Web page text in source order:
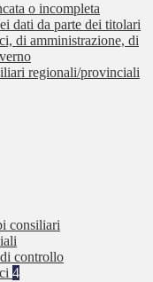
o incompleta
dati da parte dei titolari
di amministrazione, di
regionali/provinciali
consiliari
controllo
4